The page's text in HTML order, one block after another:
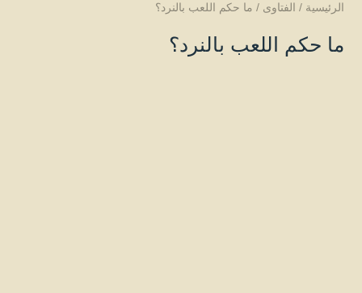
الرئيسية / الفتاوى / ما حكم اللعب بالنرد؟
ما حكم اللعب بالنرد؟